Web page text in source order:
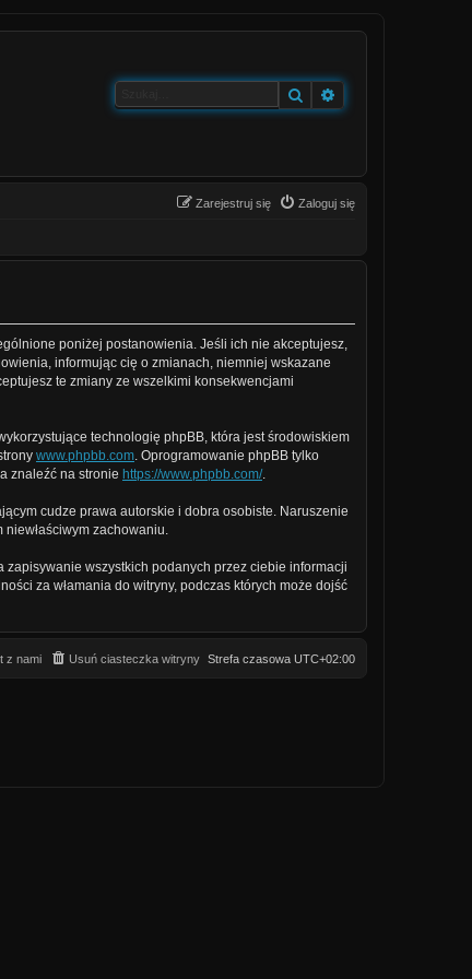
Szukaj
Zaloguj się
Zarejestruj się
poniżej postanowienia. Jeśli ich nie akceptujesz,
informując cię o zmianach, niemniej wskazane
te zmiany ze wszelkimi konsekwencjami
wykorzystujące technologię phpBB, która jest środowiskiem
www.phpbb.com. Oprogramowanie phpBB tylko
znaleźć na stronie https://www.phpbb.com/.
cudze prawa autorskie i dobra osobiste. Naruszenie
zachowaniu.
zapisywanie wszystkich podanych przez ciebie informacji
za włamania do witryny, podczas których może dojść
Strefa czasowa UTC+02:00
Usuń ciasteczka witryny
z nami